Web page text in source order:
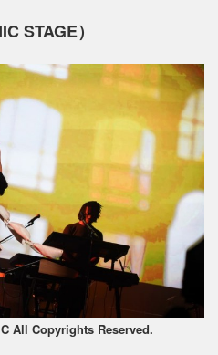
STAGE）
All Copyrights Reserved.